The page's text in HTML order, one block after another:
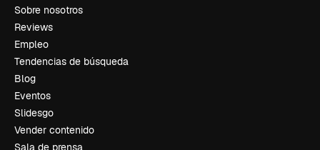
Sobre nosotros
Reviews
Empleo
Tendencias de búsqueda
Blog
Eventos
Slidesgo
Vender contenido
Sala de prensa